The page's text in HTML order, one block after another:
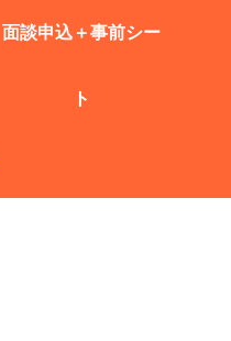
面談申込＋事前シー
ト